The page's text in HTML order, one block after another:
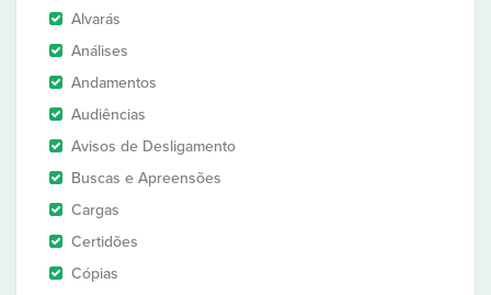
Alvarás
Análises
Andamentos
Audiências
Avisos de Desligamento
Buscas e Apreensões
Cargas
Certidões
Cópias